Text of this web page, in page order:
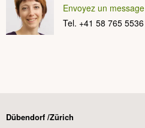
Envoyez un message
Tel. +41 58 765 5536
Dübendorf /Zürich